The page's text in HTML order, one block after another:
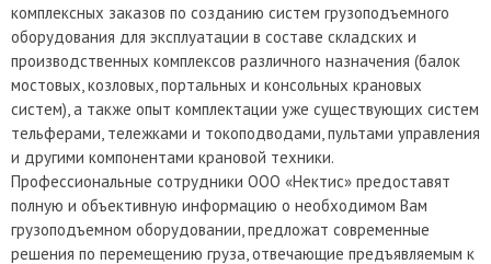
комплексных заказов по созданию систем грузоподъемного
оборудования для эксплуатации в составе складских и
производственных комплексов различного назначения (балок
мостовых, козловых, портальных и консольных крановых
систем), а также опыт комплектации уже существующих систем
тельферами, тележками и токоподводами, пультами управления
и другими компонентами крановой техники.
Профессиональные сотрудники ООО «Нектис» предоставят
полную и объективную информацию о необходимом Вам
грузоподъемном оборудовании, предложат современные
решения по перемещению груза, отвечающие предъявляемым к